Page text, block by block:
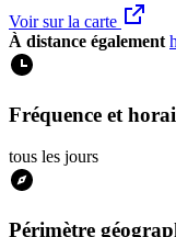
Voir sur la carte
À distance également
Fréquence et
tous les jours
Périmètre